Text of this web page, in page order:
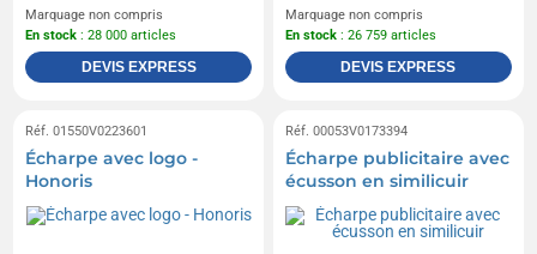
Marquage non compris
En stock : 28 000 articles
DEVIS EXPRESS
Marquage non compris
En stock : 26 759 articles
DEVIS EXPRESS
Réf. 01550V0223601
Écharpe avec logo -
Honoris
Réf. 00053V0173394
Écharpe publicitaire avec
écusson en similicuir